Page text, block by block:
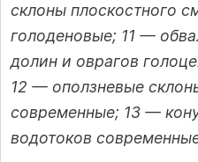
склоны плоскостного
голоденовые; 11 —
долин и оврагов
12 — оползневые
современные; 13 —
водотоков